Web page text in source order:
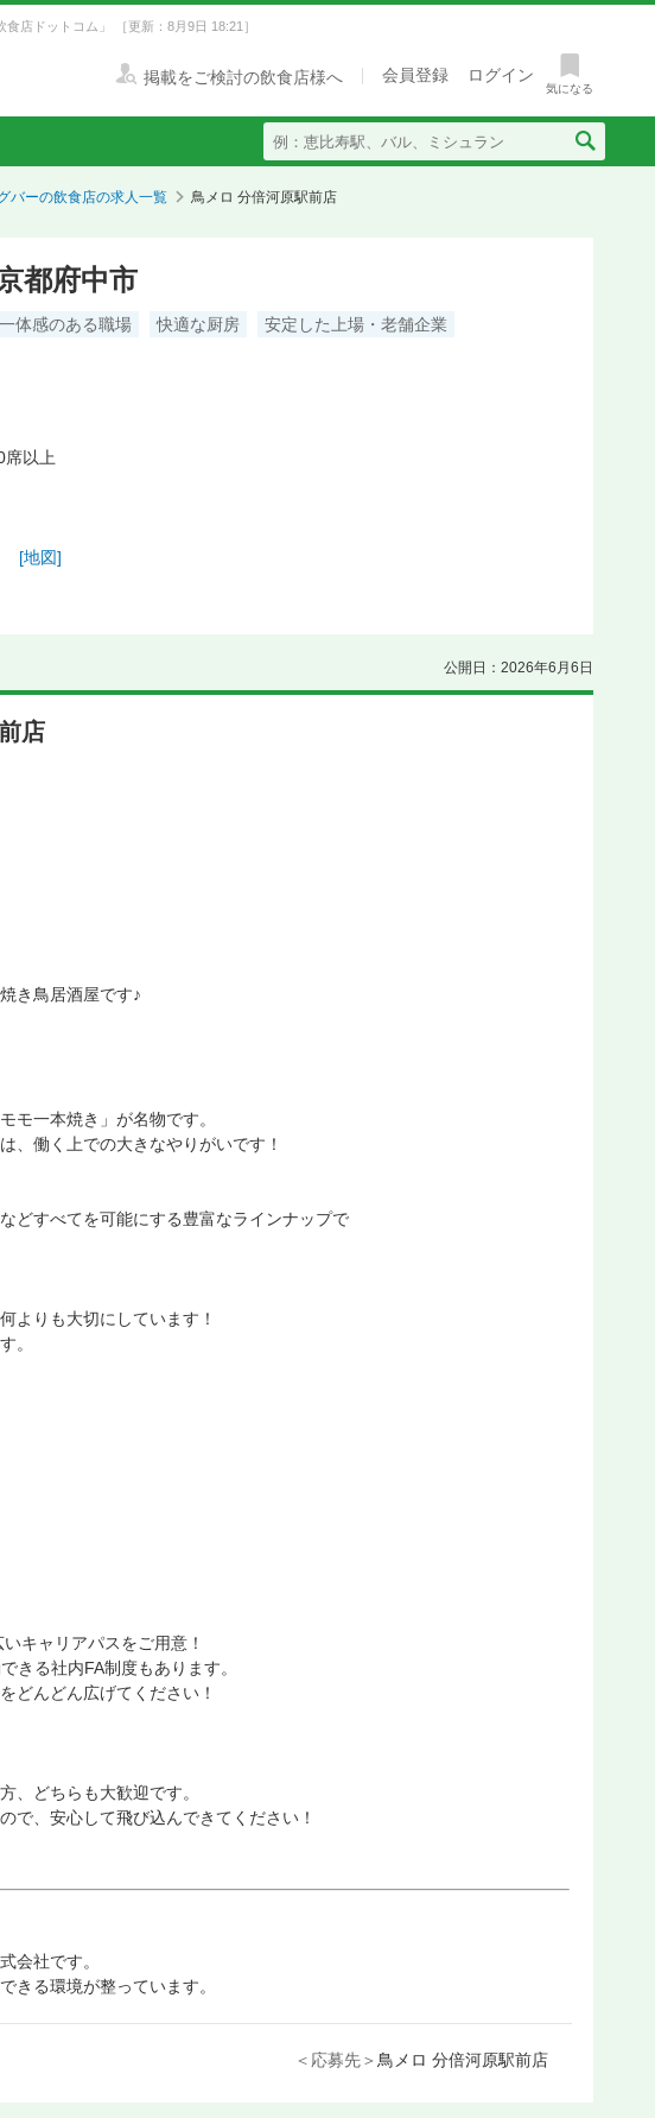
食店ドットコム」 ［更新：8月9日 18:21］
掲載をご検討の飲食店様へ 会員登録 ログイン
気になる
バーの飲食店の求人一覧 鳥メロ 分倍河原駅前店
都府中市
一体感のある職場 快適な厨房
安定した上場・老舗企業
席以上
[地図]
公開日：2026年6月6日
店
き鳥居酒屋です♪
モ一本焼き」が名物です。
、働く上での大きなやりがいです！
どすべてを可能にする豊富なラインナップで
よりも大切にしています！
。
キャリアパスをご用意！
きる社内FA制度もあります。
どんどん広げてください！
、どちらも大歓迎です。
で、安心して飛び込んできてください！
会社です。
きる環境が整っています。
＜応募先＞ 鳥メロ 分倍河原駅前店